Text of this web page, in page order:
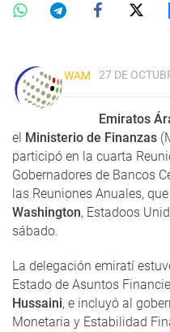
WAM 27 DE
Emiratos
el Ministerio de Finanzas
participó en la cuarta
Gobernadores de Bancos
las Reuniones Anuales,
Washington, Estadoos
sábado.
La delegación emiratí
Estado de Asuntos
Hussaini, e incluyó al
Monetaria y Estabilidad